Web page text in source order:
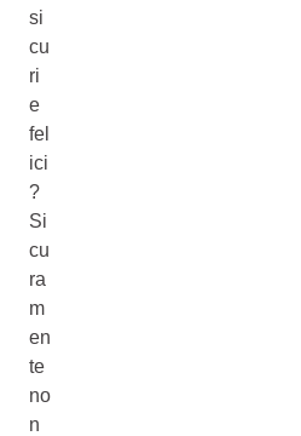
si
cu
ri
e
fel
ici
?
Si
cu
ra
m
en
te
no
n